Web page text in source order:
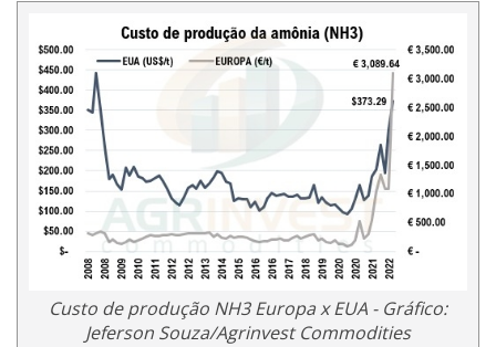
Custo de produção NH3 Europa x EUA - Gráfico:
Jeferson Souza/Agrinvest Commodities